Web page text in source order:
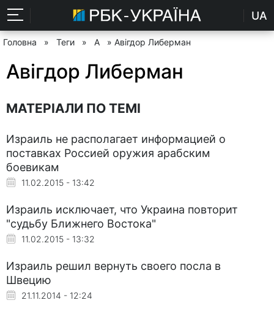
UA
Головна » Теги » А » Авігдор Либерман
Авігдор Либерман
МАТЕРІАЛИ ПО ТЕМІ
Израиль не располагает информацией о
поставках Россией оружия арабским
боевикам
11.02.2015 - 13:42
Израиль исключает, что Украина повторит
"судьбу Ближнего Востока"
11.02.2015 - 13:32
Израиль решил вернуть своего посла в
Швецию
21.11.2014 - 12:24